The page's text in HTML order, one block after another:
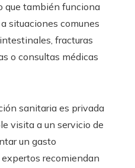
que también funciona
situaciones comunes
fracturas
o consultas médicas
sanitaria es privada
visita a un servicio de
un gasto
recomiendan